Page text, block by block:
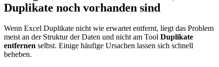
Duplikate noch vorhanden sind
Wenn Excel Duplikate nicht wie erwartet entfernt, liegt das Problem
meist an der Struktur der Daten und nicht am Tool Duplikate
entfernen selbst. Einige häufige Ursachen lassen sich schnell
beheben.